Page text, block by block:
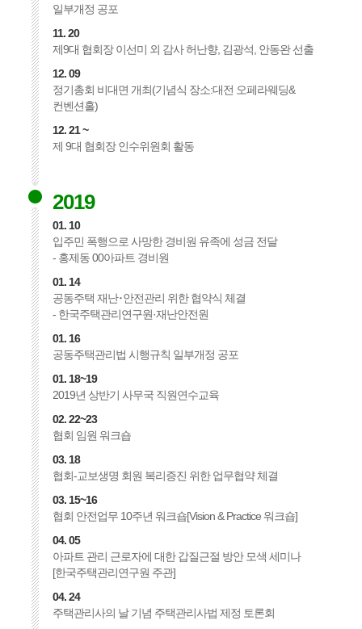
일부개정 공포
11. 20
제9대 협회장 이선미 외 감사 허난향, 김광석, 안동완 선출
12. 09
정기총회 비대면 개최(기념식 장소:대전 오페라웨딩&
컨벤션홀)
12. 21 ~
제 9대 협회장 인수위원회 활동
2019
01. 10
입주민 폭행으로 사망한 경비원 유족에 성금 전달
- 홍제동 00아파트 경비원
01. 14
공동주택 재난･안전관리 위한 협약식 체결
- 한국주택관리연구원·재난안전원
01. 16
공동주택관리법 시행규칙 일부개정 공포
01. 18~19
2019년 상반기 사무국 직원연수교육
02. 22~23
협회 임원 워크숍
03. 18
협회-교보생명 회원 복리증진 위한 업무협약 체결
03. 15~16
협회 안전업무 10주년 워크숍[Vision & Practice 워크숍]
04. 05
아파트 관리 근로자에 대한 갑질근절 방안 모색 세미나
[한국주택관리연구원 주관]
04. 24
주택관리사의 날 기념 주택관리사법 제정 토론회